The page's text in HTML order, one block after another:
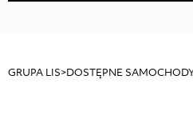
GRUPA LIS>DOSTĘPNE